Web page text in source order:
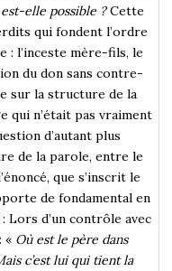
elle possible ?Cette
qui fondent l’ordre
: l’inceste mère-fils, le
du don sans contre-
sur la structure de la
qui n’était pas vraiment
d’autant plus
de la parole, entre le
que s’inscrit le
de fondamental en
Lors d’un contrôle avec
« Où est le père dans
c’est lui qui tient la